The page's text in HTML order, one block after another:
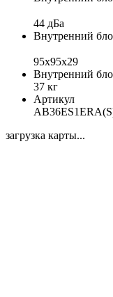
44 дБа
Внутренний
95x95х29
Внутренний
37 кг
Артикул
загрузка карты...